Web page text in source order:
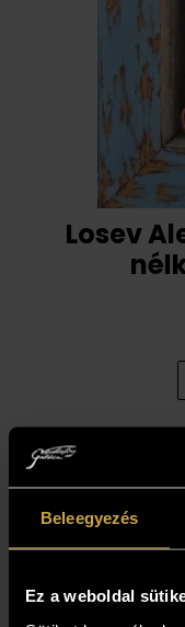
Beleegyezés
Ez a weboldal
Losev